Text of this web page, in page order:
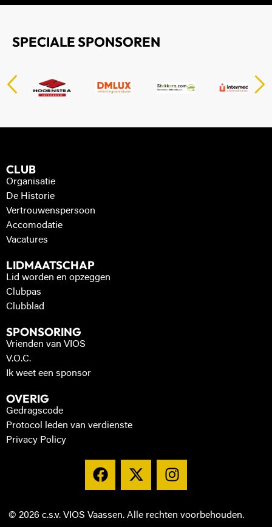
SPECIALE SPONSOREN
CLUB
Organisatie
De Historie
Vertrouwenspersoon
Accomodatie
Vacatures
LIDMAATSCHAP
Lid worden en opzeggen
Clubpas
Clubblad
SPONSORING
Vrienden van VIOS
V.O.C.
Ik weet een sponsor
OVERIG
Gedragscode
Protocol leden van verdienste
Privacy Policy
© 2026 c.s.v. VIOS Vaassen. Alle rechten voorbehouden.